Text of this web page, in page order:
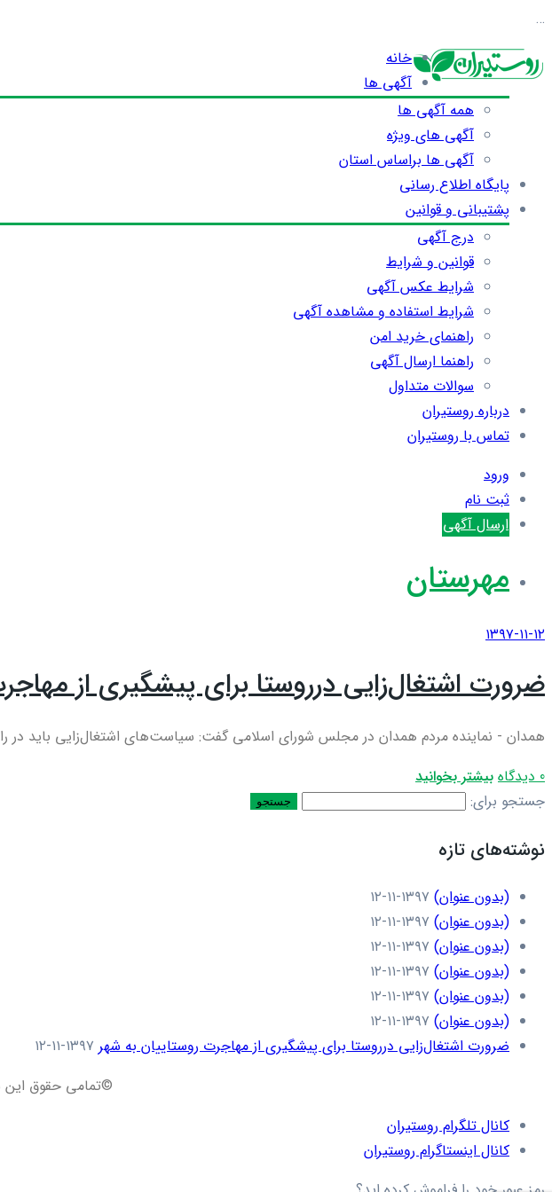
…
خانه
آگهی ها
همه آگهی ها
آگهی های ویژه
آگهی ها براساس استان
پایگاه اطلاع رسانی
پشتیبانی و قوانین
درج آگهی
قوانین و شرایط
شرایط عکس آگهی
شرایط استفاده و مشاهده آگهی
راهنمای خرید امن
راهنما ارسال آگهی
سوالات متداول
درباره روستیران
تماس با روستیران
ورود
ثبت نام
ارسال آگهی
مهرستان
۱۳۹۷-۱۱-۱۲
ضرورت اشتغال‌زایی درروستا برای پیشگیری از
همدان - نماینده مردم همدان در مجلس شورای اسلامی گفت: سیاست‌های اشتغال‌زایی باید در
0 دیدگاه
بیشتر بخوانید
جستجو برای:
نوشته‌های تازه
(بدون عنوان) ۱۳۹۷-۱۱-۱۲
(بدون عنوان) ۱۳۹۷-۱۱-۱۲
(بدون عنوان) ۱۳۹۷-۱۱-۱۲
(بدون عنوان) ۱۳۹۷-۱۱-۱۲
(بدون عنوان) ۱۳۹۷-۱۱-۱۲
(بدون عنوان) ۱۳۹۷-۱۱-۱۲
ضرورت اشتغال‌زایی درروستا برای پیشگیری از مهاجرت روستاییان به شهر ۱۳۹۷-۱۱-۱۲
©تمامی حقوق این
کانال تلگرام روستیران
کانال اینستاگرام روستیران